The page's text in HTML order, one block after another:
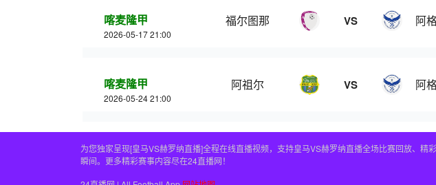
喀麦隆甲
2026-05-17 21:00
福尔图那 VS 阿
喀麦隆甲
2026-05-24 21:00
阿祖尔 VS 阿
为您独家呈现[皇马VS赫罗纳直播]全程在线直播视频，支持皇马VS赫罗纳直播全场比赛回放、
瞬间。更多精彩赛事内容尽在24直播网！